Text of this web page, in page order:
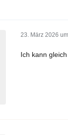
23. März 2026
Ich kann